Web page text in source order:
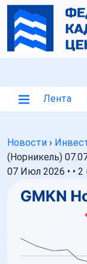
Лента
Новости ›
(Норникель)
07 Июл 2026 • • 2